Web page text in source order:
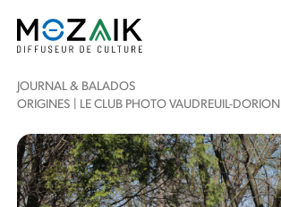
JOURNAL & BALADOS
ORIGINES | LE CLUB PHOTO VAUDREUIL-DORION